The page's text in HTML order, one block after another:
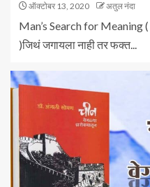
ऑक्टोबर 13, 2020 अतुल नंदा
Man’s Search for Meaning (
)जिथं जगायला नाही तर फक्त...